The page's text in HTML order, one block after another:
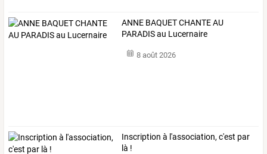
ANNE BAQUET CHANTE AU
PARADIS au Lucernaire
8 août 2026
Inscription à l'association, c'est par
là !